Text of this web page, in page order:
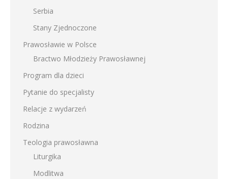
Serbia
Stany Zjednoczone
Prawosławie w Polsce
Bractwo Młodzieży Prawosławnej
Program dla dzieci
Pytanie do specjalisty
Relacje z wydarzeń
Rodzina
Teologia prawosławna
Liturgika
Modlitwa